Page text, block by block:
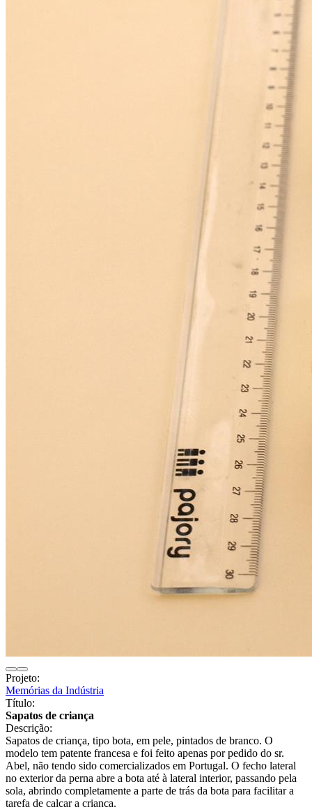
Projeto:
Memórias da Indústria
Título:
Sapatos de criança
Descrição:
Sapatos de criança, tipo bota, em pele, pintados de branco. O
modelo tem patente francesa e foi feito apenas por pedido do sr.
Abel, não tendo sido comercializados em Portugal. O fecho lateral
no exterior da perna abre a bota até à lateral interior, passando pela
sola, abrindo completamente a parte de trás da bota para facilitar a
tarefa de calçar a criança.